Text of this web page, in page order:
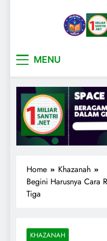
MENU
Home
Khazanah
Begini Harusnya Cara
Tiga
KHAZANAH